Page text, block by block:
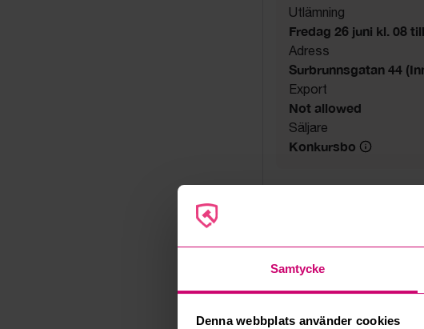
Samtycke
Denna webbplats använder cookies
Utlämning
Fredag 26 juni kl. 08
Adress
Surbrunnsgatan 44
Export
Not allowed
Säljare
Konkursbo